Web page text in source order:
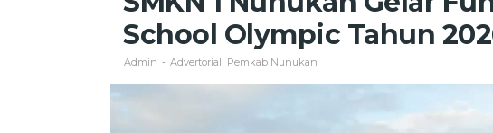
5
Kilometer
School
Olympic
Tahun
2026
School Olympic Tahun
Admin - Advertorial Pemkab Nunukan